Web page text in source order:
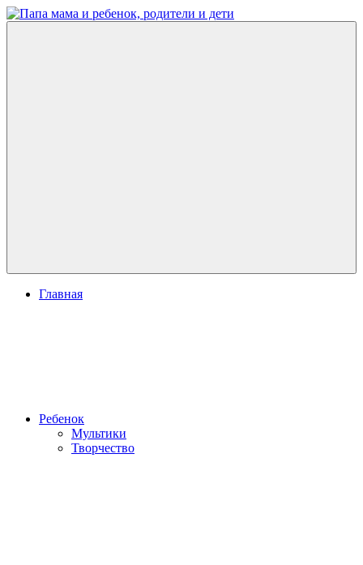
Перейти
к
Главная
Ребенок
Мультики
Творчество